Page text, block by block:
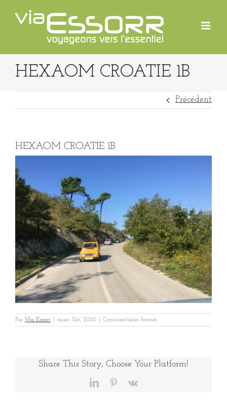
contenu
HEXAOM CROATIE 1B
Précédent
HEXAOM CROATIE 1B
Par Via Essorr mars 31st, 2020 Commentaires ferméssur
HEXAOM
Share This Story, Choose Your Platform!
LinkedInPinterest
Vk